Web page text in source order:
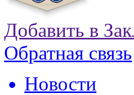
Добавить в
Обратная связь
Новости